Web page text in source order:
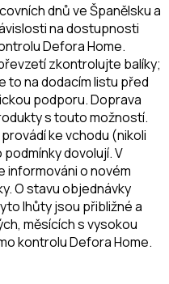
dnů ve Španělsku a
na dostupnosti
Defora Home.
zkontrolujte balíky;
na dodacím listu před
podporu. Doprava
s touto možností.
ke vchodu (nikoli
dovolují. V
informováni o novém
O stavu objednávky
lhůty jsou přibližné a
měsících s vysokou
kontrolu Defora Home.